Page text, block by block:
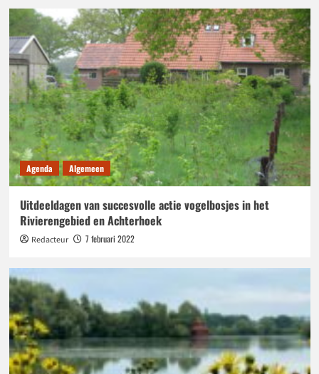
Agenda Algemeen
Uitdeeldagen van succesvolle actie vogelbosjes in het
Rivierengebied en Achterhoek
Redacteur 7 februari 2022